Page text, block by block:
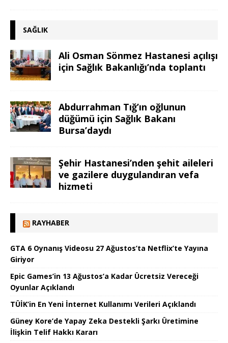
SAĞLIK
Ali Osman Sönmez Hastanesi açılışı
için Sağlık Bakanlığı’nda toplantı
Abdurrahman Tığ’ın oğlunun
düğümü için Sağlık Bakanı
Bursa’daydı
Şehir Hastanesi’nden şehit aileleri
ve gazilere duygulandıran vefa
hizmeti
RAYHABER
GTA 6 Oynanış Videosu 27 Ağustos’ta Netflix’te Yayına
Giriyor
Epic Games’in 13 Ağustos’a Kadar Ücretsiz Vereceği
Oyunlar Açıklandı
TÜİK’in En Yeni İnternet Kullanımı Verileri Açıklandı
Güney Kore’de Yapay Zeka Destekli Şarkı Üretimine
İlişkin Telif Hakkı Kararı